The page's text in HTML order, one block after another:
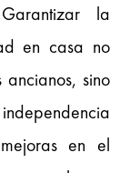
la
en casa no
sino
en el